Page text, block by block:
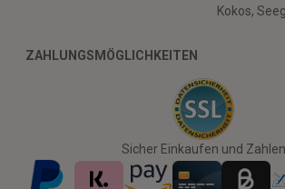
Kokos,
ZAHLUNGSMÖGLICHKEITEN
Sicher Einkaufen und Zahlen